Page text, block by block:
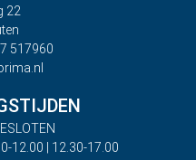
22
517960
12.00 | 12.30-17.00